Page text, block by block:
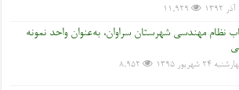
11,929
نظام مهندسی شهرستان سراوان، به‌عنوان واحد نمونه
۲۴ شهریور ۱۳۹۵ 8,952